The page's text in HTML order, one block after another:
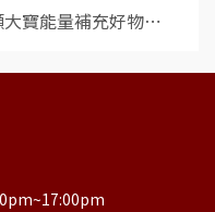
寶能量補充好物⋯